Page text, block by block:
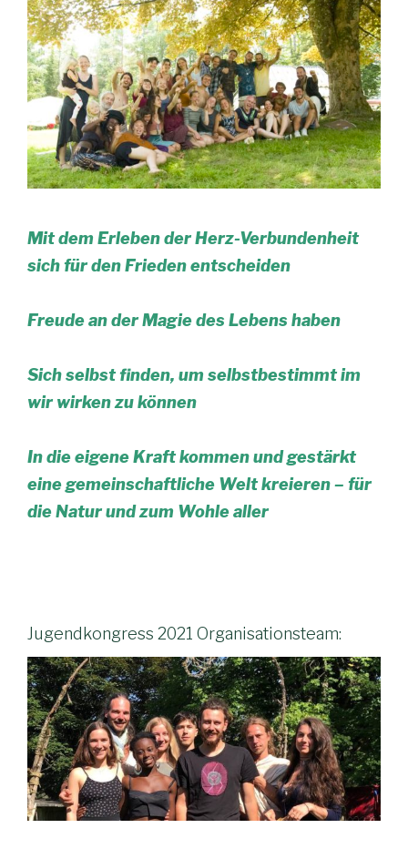
Mit dem Erleben der Herz-Verbundenheit
sich für den Frieden entscheiden
Freude an der Magie des Lebens haben
Sich selbst finden, um selbstbestimmt im
wir wirken zu können
In die eigene Kraft kommen und gestärkt
eine gemeinschaftliche Welt kreieren – für
die Natur und zum Wohle aller
Jugendkongress 2021 Organisationsteam: